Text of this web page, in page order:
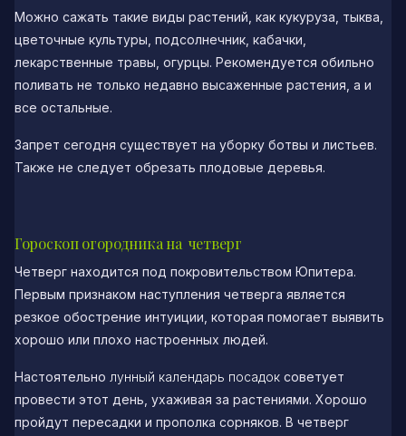
Можно сажать такие виды растений, как кукуруза, тыква,
цветочные культуры, подсолнечник, кабачки,
лекарственные травы, огурцы. Рекомендуется обильно
поливать не только недавно высаженные растения, а и
все остальные.
Запрет сегодня существует на уборку ботвы и листьев.
Также не следует обрезать плодовые деревья.
Гороскоп огородника на четверг
Четверг находится под покровительством Юпитера.
Первым признаком наступления четверга является
резкое обострение интуиции, которая помогает выявить
хорошо или плохо настроенных людей.
Настоятельно лунный календарь посадок советует
провести этот день, ухаживая за растениями. Хорошо
пройдут пересадки и прополка сорняков. В четверг